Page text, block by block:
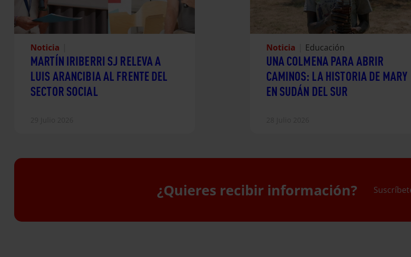
Noticia
MARTÍN IRIBERRI SJ RELEVA A
LUIS ARANCIBIA AL FRENTE DEL
SECTOR SOCIAL
Noticia Educación
UNA COLMENA PARA ABRIR
CAMINOS: LA HISTORIA DE MARY
EN SUDÁN DEL SUR
¿Quieres recibir información?